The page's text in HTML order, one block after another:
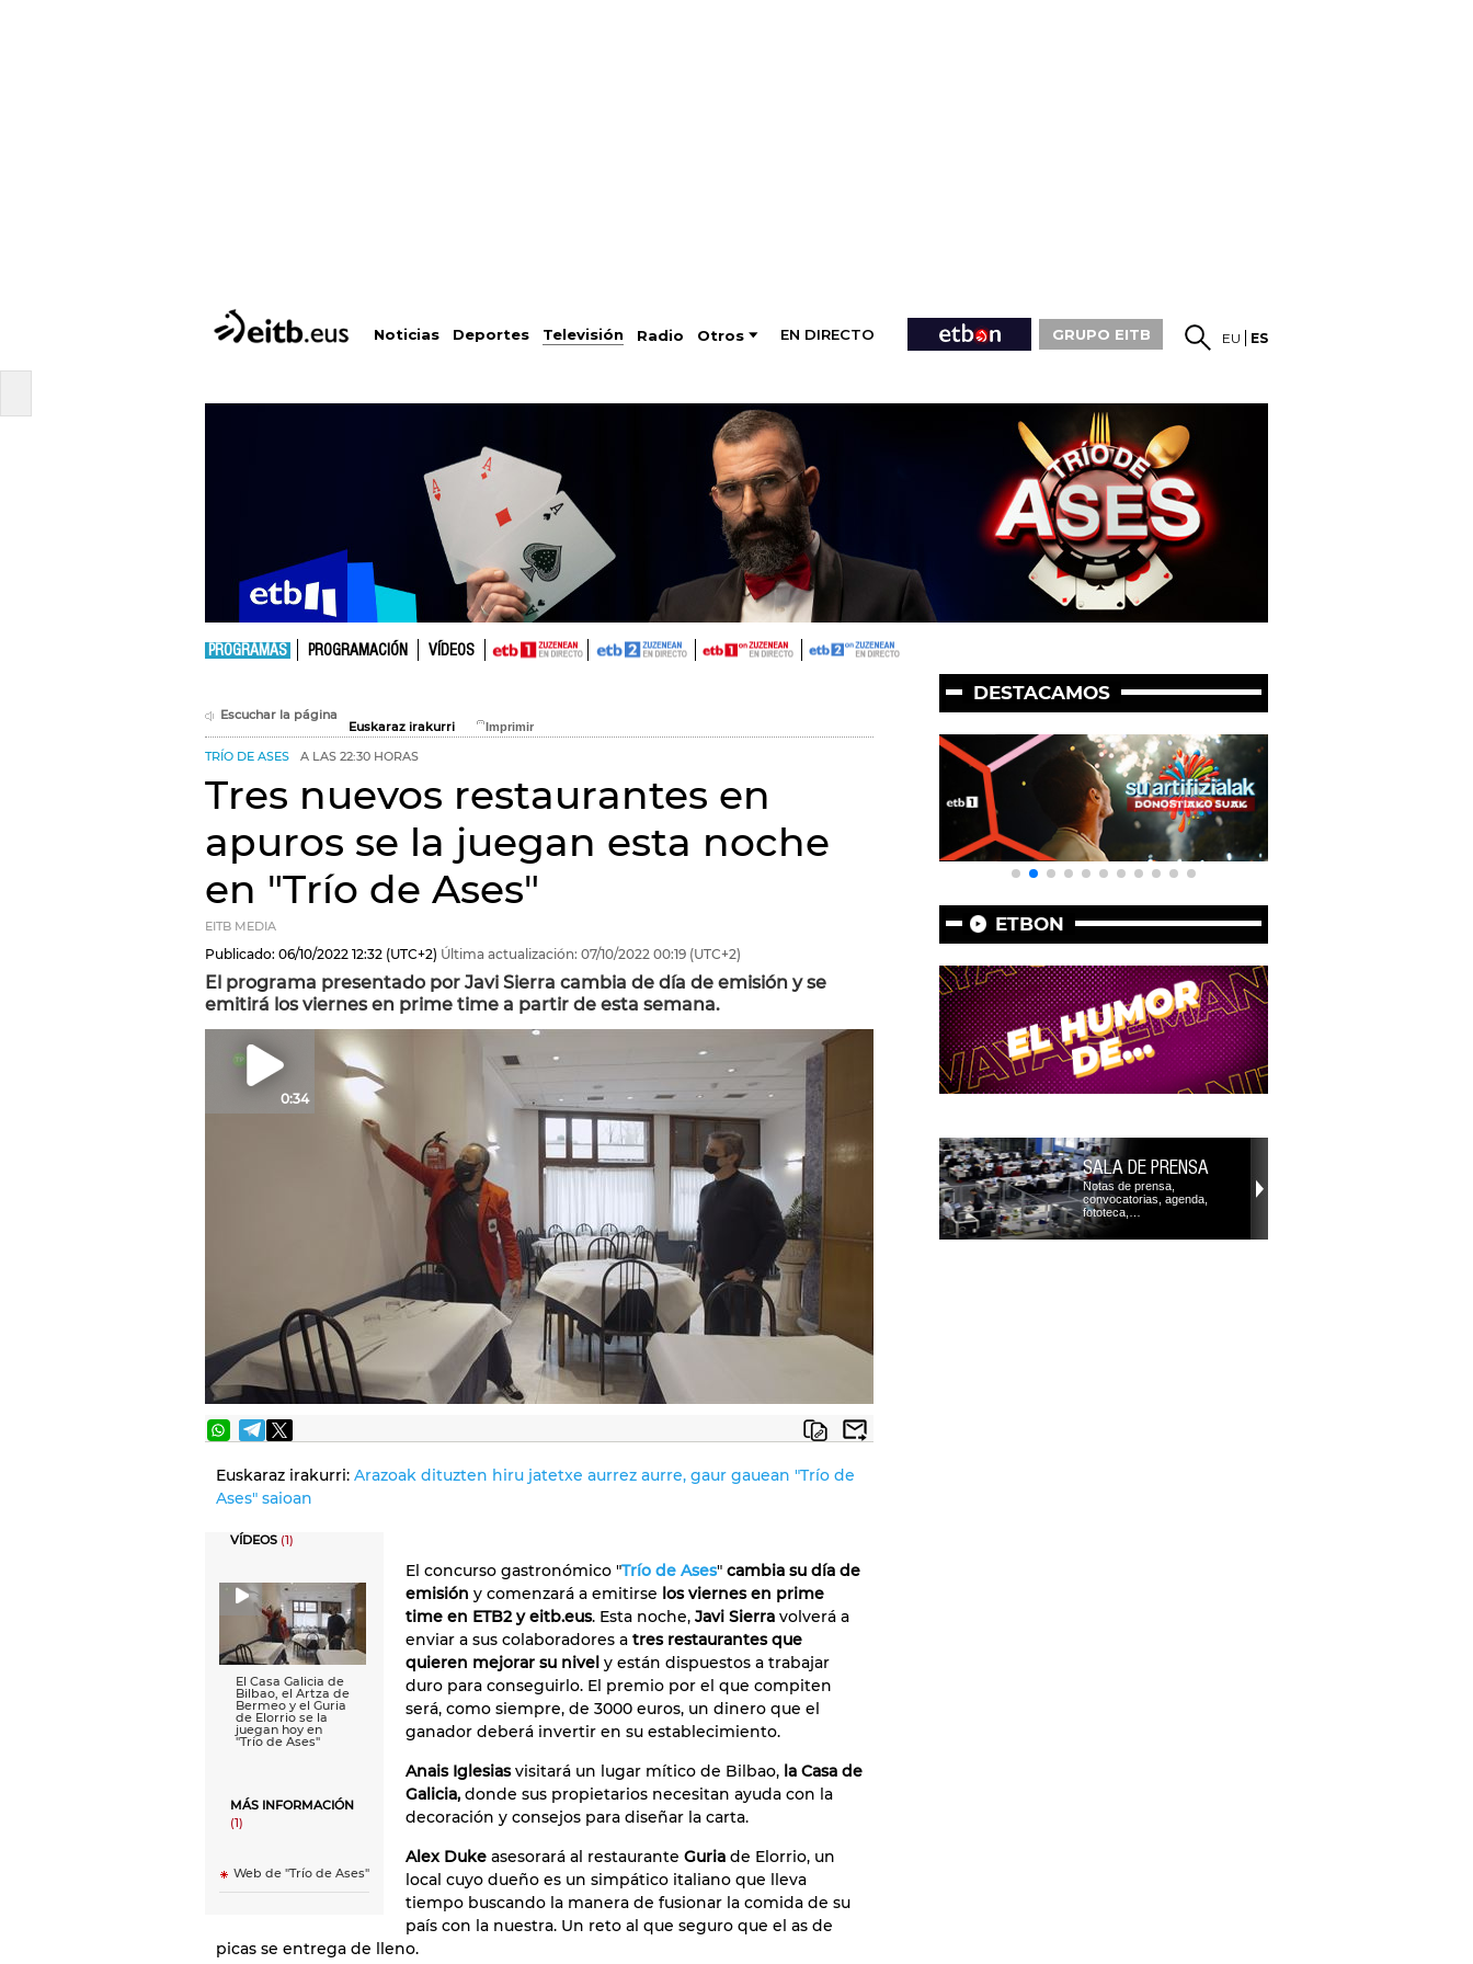
Noticias Deportes Televisión Radio Otros EN DIRECTO GRUPO EITB EU ES
PROGRAMAS PROGRAMACIÓN VÍDEOS
Escuchar la página
Euskaraz irakurri
TRÍO DE ASES A LAS 22:30 HORAS
Tres nuevos restaurantes en
apuros se la juegan esta noche
en "Trío de Ases"
EITB MEDIA
Publicado: 06/10/2022 12:32 (UTC+2) Última actualización: 07/10/2022 00:19 (UTC+2)
El programa presentado por Javi Sierra cambia de día de emisión y se
emitirá los viernes en prime time a partir de esta semana.
0:34
Euskaraz irakurri: Arazoak dituzten hiru jatetxe aurrez aurre, gaur gauean "Trío de
Ases" saioan
VÍDEOS (1)
El Casa Galicia de
Bilbao, el Artza de
Bermeo y el Guria
de Elorrio se la
juegan hoy en
''Trío de Ases''
MÁS INFORMACIÓN
(1)
Web de "Trío de Ases"
El concurso gastronómico "Trío de Ases" cambia su día de
emisión y comenzará a emitirse los viernes en prime
time en ETB2 y eitb.eus. Esta noche, Javi Sierra volverá a
enviar a sus colaboradores a tres restaurantes que
quieren mejorar su nivel y están dispuestos a trabajar
duro para conseguirlo. El premio por el que compiten
será, como siempre, de 3000 euros, un dinero que el
ganador deberá invertir en su establecimiento.
Anais Iglesiasvisitará un lugar mítico de Bilbao, la Casa de
Galicia, donde sus propietarios necesitan ayuda con la
decoración y consejos para diseñar la carta.
Alex Duke asesorará al restaurante Guria de Elorrio, un
local cuyo dueño es un simpático italiano que lleva
tiempo buscando la manera de fusionar la comida de su
país con la nuestra. Un reto al que seguro que el as de
picas se entrega de lleno.
DESTACAMOS
ETBON
SALA DE PRENSA
Notas de prensa,
convocatorias, agenda,
fototeca,…